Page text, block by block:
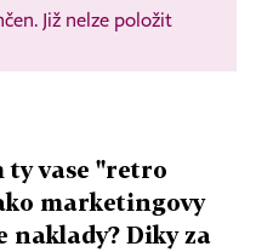
Již nelze položit
ty vase "retro
marketingovy
naklady? Diky za